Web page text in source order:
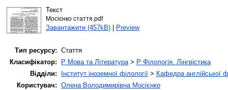
Текст
Мосієнко стаття.pdf
Завантажити (457kB)| Preview
Тип ресурсу: Стаття
Класифікатор:
P Мова та Література> P Філологія. Лінгвістика
Відділи:
Інститут іноземної філології > Кафедра англійської
Користувач: Олена Володимирівна Мосієнко